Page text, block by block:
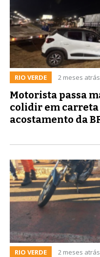
RIO VERDE 2 meses atrás
Motorista passa
colidir em carreta
acostamento da
RIO VERDE 2 meses atrás